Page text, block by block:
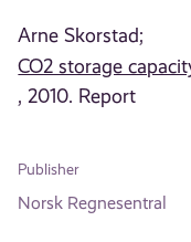
Arne Skorstad;
CO2 storage
, 2010. Report
Publisher
Norsk Regnesentral